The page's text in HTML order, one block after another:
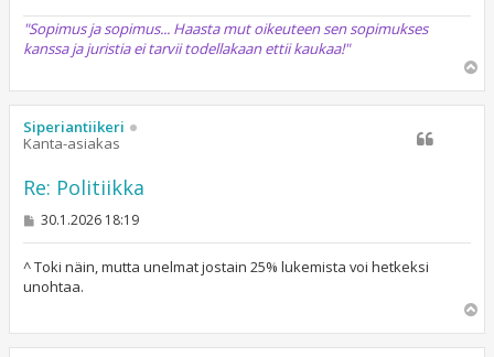
"Sopimus ja sopimus... Haasta mut oikeuteen sen sopimukses
kanssa ja juristia ei tarvii todellakaan ettii kaukaa!"
ö
Siperiantiikeri
Kanta-asiakas
Re: Politiikka
V
e
s
t
i
30.1.2026 18:19
^ Toki näin, mutta unelmat jostain 25% lukemista voi hetkeksi
unohtaa.
ö